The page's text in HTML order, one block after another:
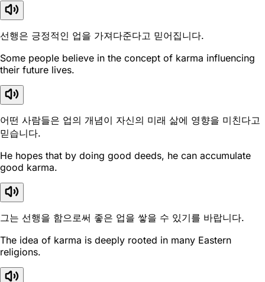
선행은 긍정적인 업을 가져다준다고 믿어집니다.
Some people believe in the concept of karma influencing
their future lives.
어떤 사람들은 업의 개념이 자신의 미래 삶에 영향을 미친다고
믿습니다.
He hopes that by doing good deeds, he can accumulate
good karma.
그는 선행을 함으로써 좋은 업을 쌓을 수 있기를 바랍니다.
The idea of karma is deeply rooted in many Eastern
religions.